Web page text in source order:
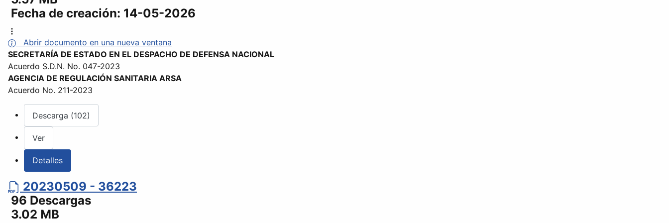
Fecha de creación: 14-05-2026
Abrir documento en una nueva ventana
SECRETARÍA DE ESTADO EN EL DESPACHO DE DEFENSA NACIONAL
Acuerdo S.D.N. No. 047-2023
AGENCIA DE REGULACIÓN SANITARIA ARSA
Acuerdo No. 211-2023
Descarga (102)
Ver
Detalles
20230509 - 36223
96 Descargas
3.02 MB